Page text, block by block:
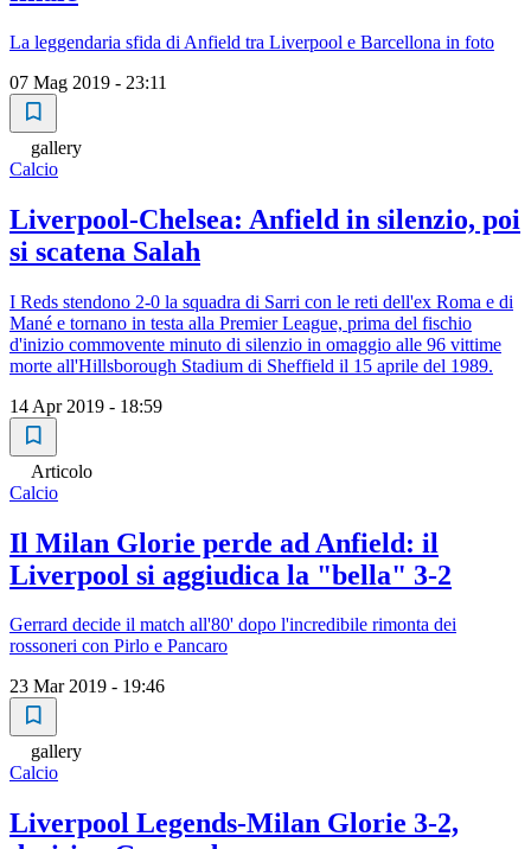
La leggendaria sfida di Anfield tra Liverpool e Barcellona in foto
07 Mag 2019 - 23:11
gallery
Calcio
Liverpool-Chelsea: Anfield in silenzio, poi
si scatena Salah
I Reds stendono 2-0 la squadra di Sarri con le reti dell'ex Roma e di
Mané e tornano in testa alla Premier League, prima del fischio
d'inizio commovente minuto di silenzio in omaggio alle 96 vittime
morte all'Hillsborough Stadium di Sheffield il 15 aprile del 1989.
14 Apr 2019 - 18:59
Articolo
Calcio
Il Milan Glorie perde ad Anfield: il
Liverpool si aggiudica la "bella" 3-2
Gerrard decide il match all'80' dopo l'incredibile rimonta dei
rossoneri con Pirlo e Pancaro
23 Mar 2019 - 19:46
gallery
Calcio
Liverpool Legends-Milan Glorie 3-2,